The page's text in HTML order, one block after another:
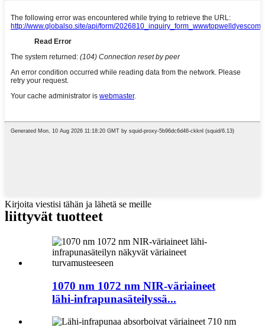
Kirjoita viestisi tähän ja lähetä se meille
liittyvät tuotteet
1070 nm 1072 nm NIR-väriaineet
lähi-infrapunasäteilyssä...